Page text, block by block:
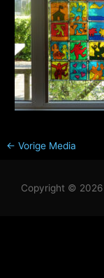
← Vorige Media
Copyright © 2026